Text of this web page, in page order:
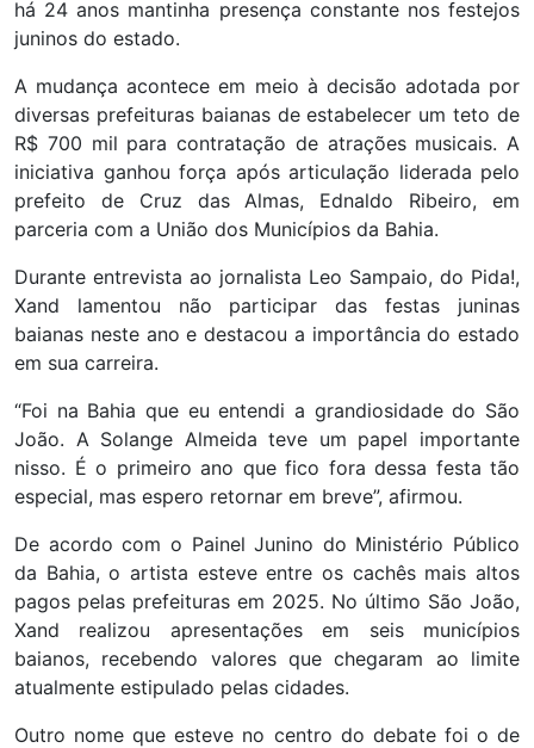
há 24 anos mantinha presença constante nos festejos
juninos do estado.
A mudança acontece em meio à decisão adotada por
diversas prefeituras baianas de estabelecer um teto de
R$ 700 mil para contratação de atrações musicais. A
iniciativa ganhou força após articulação liderada pelo
prefeito de Cruz das Almas, Ednaldo Ribeiro, em
parceria com a União dos Municípios da Bahia.
Durante entrevista ao jornalista Leo Sampaio, do Pida!,
Xand lamentou não participar das festas juninas
baianas neste ano e destacou a importância do estado
em sua carreira.
“Foi na Bahia que eu entendi a grandiosidade do São
João. A Solange Almeida teve um papel importante
nisso. É o primeiro ano que fico fora dessa festa tão
especial, mas espero retornar em breve”, afirmou.
De acordo com o Painel Junino do Ministério Público
da Bahia, o artista esteve entre os cachês mais altos
pagos pelas prefeituras em 2025. No último São João,
Xand realizou apresentações em seis municípios
baianos, recebendo valores que chegaram ao limite
atualmente estipulado pelas cidades.
Outro nome que esteve no centro do debate foi o de